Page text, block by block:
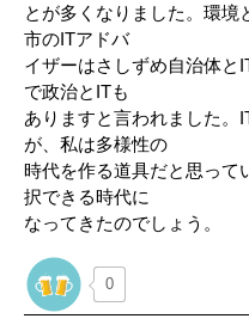
とが多くなりました。環境
市のITアドバ
イザーはさしずめ自治体と
で政治とITも
ありますと言われました。
が、私は多様性の
時代を作る道具だと思って
択できる時代に
なってきたのでしょう。
0